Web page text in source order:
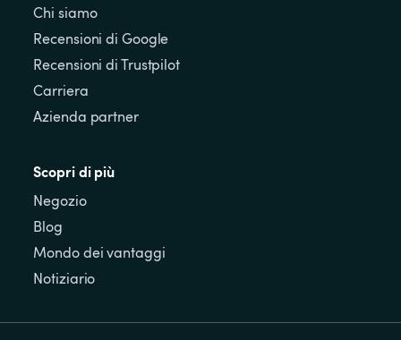
Chi siamo
Recensioni di Google
Recensioni di Trustpilot
Carriera
Azienda partner
Scopri di più
Negozio
Blog
Mondo dei vantaggi
Notiziario